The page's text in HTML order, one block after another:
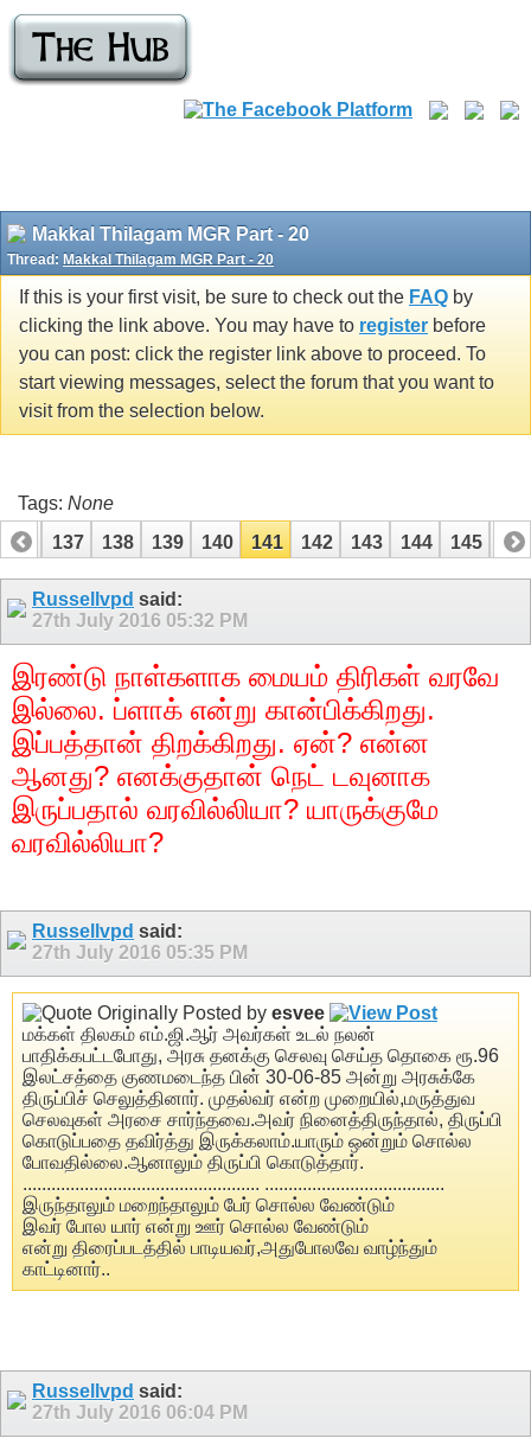
Makkal Thilagam MGR Part - 20
Thread: Makkal Thilagam MGR Part - 20
If this is your first visit, be sure to check out the FAQ by
clicking the link above. You may have to register before
you can post: click the register link above to proceed. To
start viewing messages, select the forum that you want to
visit from the selection below.
Tags: None
136
137 138 139 140 141 142 143 144 145 146
156Russellvpd said:
27th July 2016 05:32 PM
இரண்டு நாள்களாக மையம் திரிகள் வரவே
இல்லை. ப்ளாக் என்று கான்பிக்கிறது.
இப்பத்தான் திறக்கிறது. ஏன்? என்ன
ஆனது? எனக்குதான் நெட் டவுனாக
இருப்பதால் வரவில்லியா? யாருக்குமே
வரவில்லியா?
Russellvpd said:
27th July 2016 05:35 PM
Originally Posted by esvee
மக்கள் திலகம் எம்.ஜி.ஆர் அவர்கள் உடல் நலன்
பாதிக்கபட்டபோது, அரசு தனக்கு செலவு செய்த தொகை ரூ.96
இலட்சத்தை குணமடைந்த பின் 30-06-85 அன்று அரசுக்கே
திருப்பிச் செலுத்தினார். முதல்வர் என்ற முறையில்,மருத்துவ
செலவுகள் அரசை சார்ந்தவை.அவர் நினைத்திருந்தால், திருப்பி
கொடுப்பதை தவிர்த்து இருக்கலாம்.யாரும் ஒன்றும் சொல்ல
போவதில்லை.ஆனாலும் திருப்பி கொடுத்தார்.
.................................................. ......................................
இருந்தாலும் மறைந்தாலும் பேர் சொல்ல வேண்டும்
இவர் போல யார் என்று ஊர் சொல்ல வேண்டும்
என்று திரைப்படத்தில் பாடியவர்,அதுபோலவே வாழ்ந்தும்
காட்டினார்..
Russellvpd said:
27th July 2016 06:04 PM